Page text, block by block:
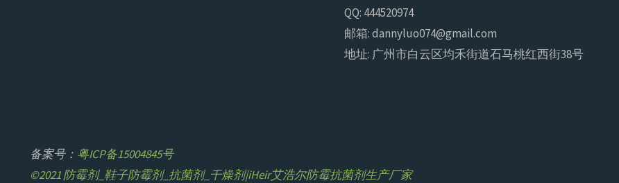
QQ: 444520974
邮箱: dannyluo074@gmail.com
地址: 广州市白云区均禾街道石马桃红西街38号
备案号： 粤ICP备15004845号
©2021 防霉剂_鞋子防霉剂_抗菌剂_干燥剂|iHeir艾浩尔防霉抗菌剂生产厂家